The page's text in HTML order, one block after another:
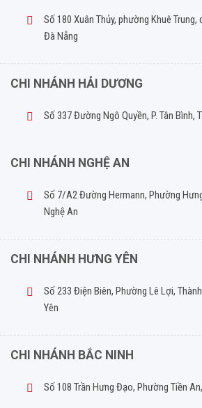
Số 180 Xuân Thủy, phường Khuê
Đà Nẵng
CHI NHÁNH HẢI DƯƠNG
Số 337 Đường Ngô Quyền, P. Tân Bình,
CHI NHÁNH NGHỆ AN
Số 7/A2 Đường Hermann, Phường
Nghệ An
CHI NHÁNH HƯNG YÊN
Số 233 Điện Biên, Phường Lê Lợi,
Yên
CHI NHÁNH BẮC NINH
Số 108 Trần Hưng Đạo, Phường Tiền